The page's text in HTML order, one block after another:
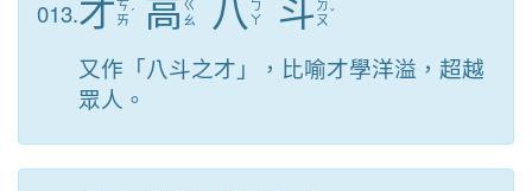
013.才ㄘ
ㄞ ˊ 高 ㄍ
ㄠ
八 ㄅ
ㄚ
斗 ㄉ
ㄡˇ
又作「八斗之才」，比喻才學洋溢，超越
眾人。